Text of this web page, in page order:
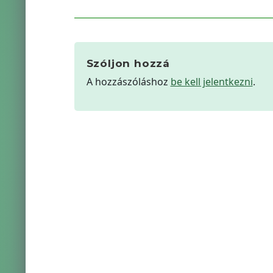
Szóljon hozzá
A hozzászóláshoz be kell jelentkezni.